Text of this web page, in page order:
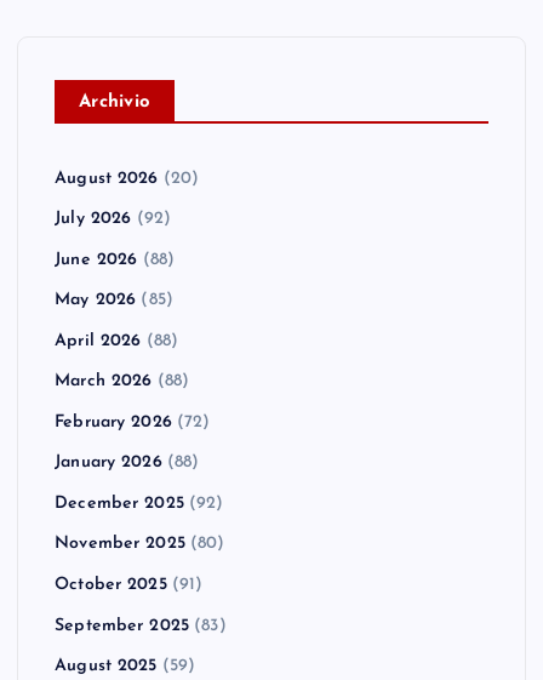
Archivio
August 2026 (20)
July 2026 (92)
June 2026 (88)
May 2026 (85)
April 2026 (88)
March 2026 (88)
February 2026(72)
January 2026(88)
December 2025(92)
November 2025(80)
October 2025(91)
September 2025 (83)
August 2025 (59)